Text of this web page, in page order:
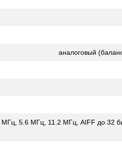
аналоговый
5.6 МГц, 11.2 МГц, AIFF до 32